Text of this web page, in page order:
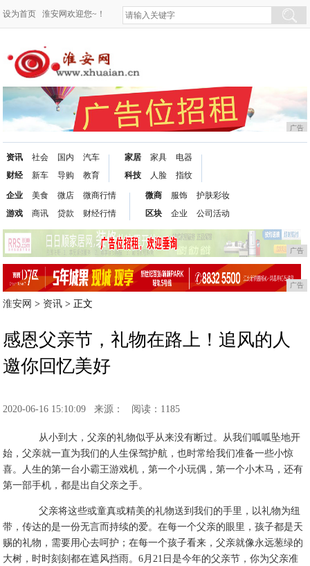
设为首页 淮安网欢迎您~！
广告
资讯
财经
社会
新车
国内
导购
汽车
教育
家居
科技
家具
人脸
电器
指纹
企业
游戏
美食
商讯
微店
贷款
微商行情
财经行情
微商
区块
服饰
企业
护肤彩妆
公司活动
广告
广告
淮安网 > 资讯 > 正文
感恩父亲节，礼物在路上！追风的人
邀你回忆美好
2020-06-16 15:10:09 来源： 阅读：1185
从小到大，父亲的礼物似乎从来没有断过。从我们呱呱坠地开
始，父亲就一直为我们的人生保驾护航，也时常给我们准备一些小惊
喜。人生的第一台小霸王游戏机，第一个小玩偶，第一个小木马，还有
第一部手机，都是出自父亲之手。
父亲将这些或童真或精美的礼物送到我们的手里，以礼物为纽
带，传达的是一份无言而持续的爱。在每一个父亲的眼里，孩子都是天
赐的礼物，需要用心去呵护；在每一个孩子看来，父亲就像永远葱绿的
大树，时时刻刻都在遮风挡雨。6月21日是今年的父亲节，你为父亲准